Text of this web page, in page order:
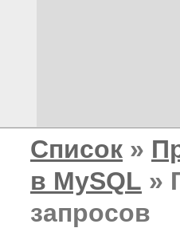
Список »
в MySQL »
запросов